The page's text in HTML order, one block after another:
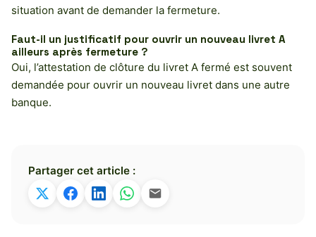
situation avant de demander la fermeture.
Faut-il un justificatif pour ouvrir un nouveau livret A
ailleurs après fermeture ?
Oui, l’attestation de clôture du livret A fermé est souvent
demandée pour ouvrir un nouveau livret dans une autre
banque.
Partager cet article :